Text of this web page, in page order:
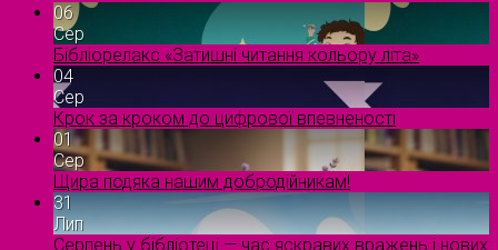
06
Сер
Бібліорелакс «Затишні читання кольору літа»
04
Сер
Крок за кроком до цифрової впевненості
01
Сер
Щира подяка нашим добродійникам!
31
Лип
Серпень у бібліотеці — час яскравих вражень і нових